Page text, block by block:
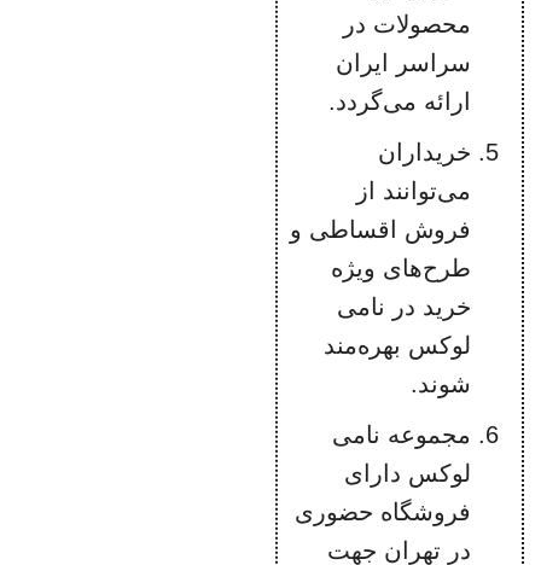
محصولات در
سراسر ایران
ارائه می‌گردد.
خریداران
می‌توانند از
فروش اقساطی و
طرح‌های ویژه
خرید در نامی
لوکس بهره‌مند
شوند.
مجموعه نامی
لوکس دارای
فروشگاه حضوری
در تهران جهت